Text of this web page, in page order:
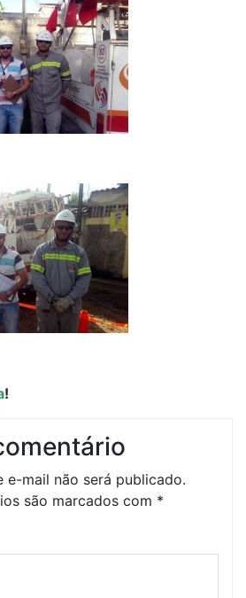
!
e-mail não será publicado.
são marcados com *